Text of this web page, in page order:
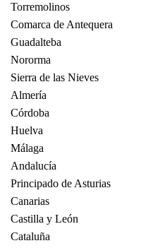
Torremolinos
Comarca de Antequera
Guadalteba
Nororma
Sierra de las Nieves
Almería
Córdoba
Huelva
Málaga
Andalucía
Principado de Asturias
Canarias
Castilla y León
Cataluña